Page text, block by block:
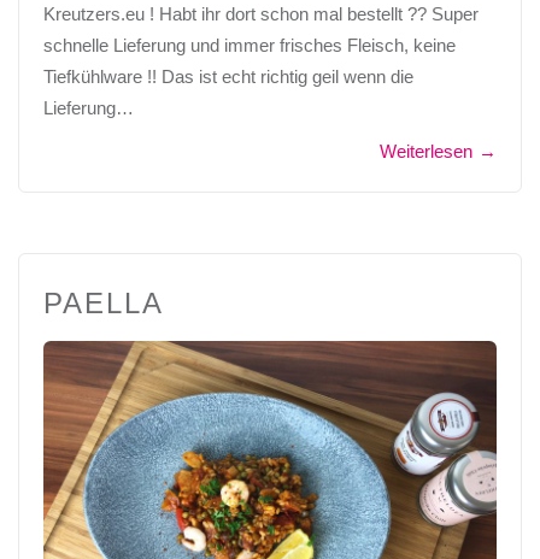
Kreutzers.eu ! Habt ihr dort schon mal bestellt ?? Super
schnelle Lieferung und immer frisches Fleisch, keine
Tiefkühlware !! Das ist echt richtig geil wenn die
Lieferung…
Weiterlesen →
PAELLA